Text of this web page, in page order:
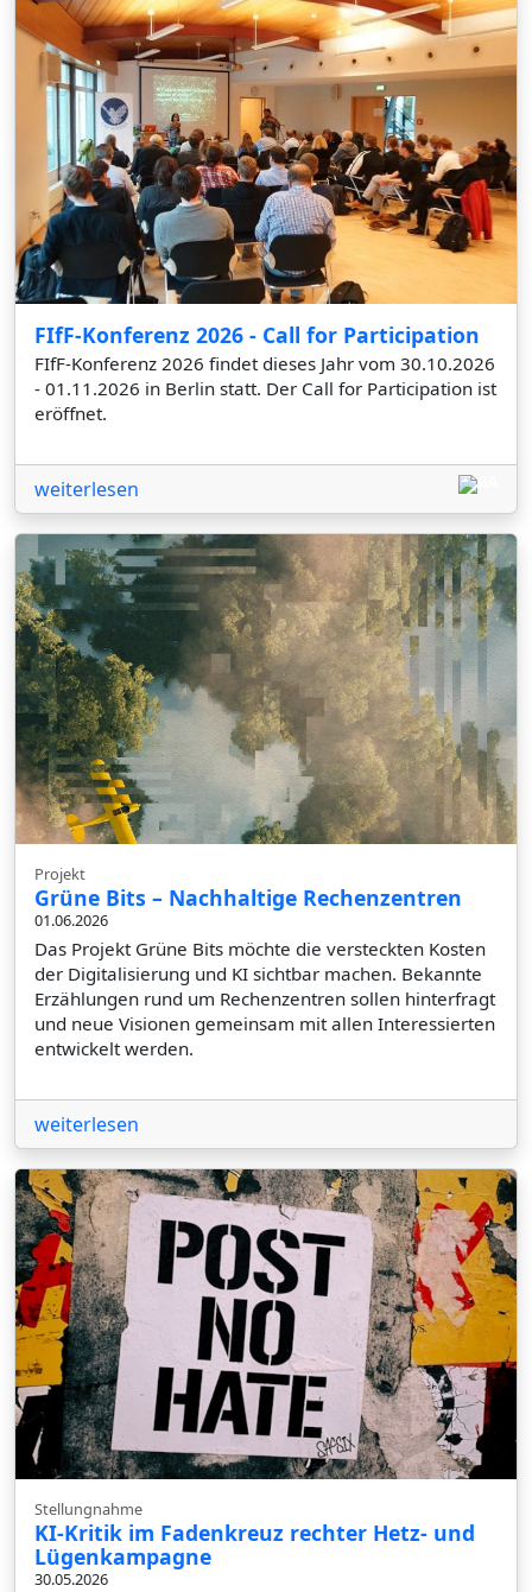
FIfF-Konferenz 2026 - Call for Participation
FIfF-Konferenz 2026 findet dieses Jahr vom 30.10.2026
- 01.11.2026 in Berlin statt. Der Call for Participation ist
eröffnet.
weiterlesen
Projekt
Grüne Bits – Nachhaltige Rechenzentren
01.06.2026
Das Projekt Grüne Bits möchte die versteckten Kosten
der Digitalisierung und KI sichtbar machen. Bekannte
Erzählungen rund um Rechenzentren sollen hinterfragt
und neue Visionen gemeinsam mit allen Interessierten
entwickelt werden.
weiterlesen
Stellungnahme
KI-Kritik im Fadenkreuz rechter Hetz- und
Lügenkampagne
30.05.2026